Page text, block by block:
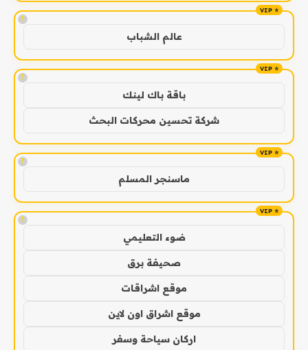
!
عالم الشباب
!
باقة باك لينك
شركة تحسين محركات البحث
!
ماسنجر المسلم
!
ضوء التعليمي
صحيفة برق
موقع اشراقات
موقع اشراق اون لاين
اركان سياحة وسفر